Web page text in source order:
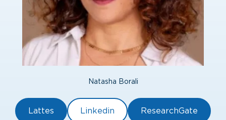
Natasha Borali
Lattes Linkedin ResearchGate